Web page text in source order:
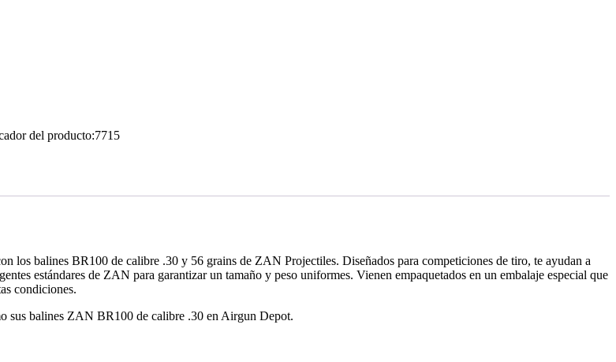
del producto:7715
los balines BR100 de calibre .30 y 56 grains de ZAN Projectiles. Diseñados para competiciones de tiro, te ayudan a
estándares de ZAN para garantizar un tamaño y peso uniformes. Vienen empaquetados en un embalaje especial que
condiciones.
sus balines ZAN BR100 de calibre .30 en Airgun Depot.